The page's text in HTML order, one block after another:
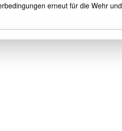
erneut für die Wehr und